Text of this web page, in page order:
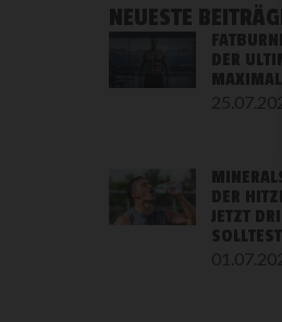
NEUESTE
DER
DER
JETZT
SOLLTEST